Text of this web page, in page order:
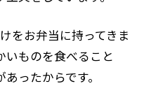
をお弁当に持ってきま
いものを食べること
ったからです。